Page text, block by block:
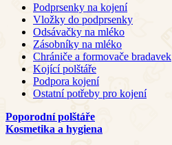
Podprsenky na kojení
Vložky do podprsenky
Odsávačky na mléko
Zásobníky na mléko
Chrániče a formovače bradavek
Kojící polštáře
Podpora kojení
Ostatní potřeby pro kojení
Poporodní polštáře
Kosmetika a hygiena